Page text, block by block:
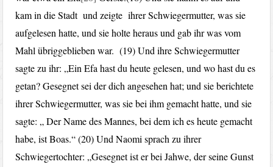
kam in die Stadt und zeigte ihrer Schwiegermutter, was sie
aufgelesen hatte, und sie holte heraus und gab ihr was vom
Mahl übriggeblieben war. (19) Und ihre Schwiegermutter
sagte zu ihr: „Ein Efa hast du heute gelesen, und wo hast du es
getan? Gesegnet sei der dich angesehen hat; und sie berichtete
ihrer Schwiegermutter, was sie bei ihm gemacht hatte, und sie
sagte: „ Der Name des Mannes, bei dem ich es heute gemacht
habe, ist Boas.“ (20) Und Naomi sprach zu ihrer
Schwiegertochter: „Gesegnet ist er bei Jahwe, der seine Gunst